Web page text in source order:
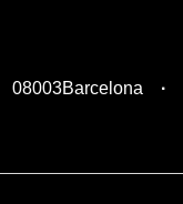
08003Barcelona